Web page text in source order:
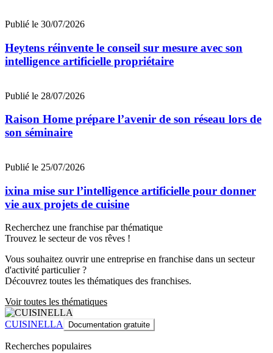
Publié le 30/07/2026
Heytens réinvente le conseil sur mesure avec son
intelligence artificielle propriétaire
Publié le 28/07/2026
Raison Home prépare l’avenir de son réseau lors de
son séminaire
Publié le 25/07/2026
ixina mise sur l’intelligence artificielle pour donner
vie aux projets de cuisine
Recherchez une franchise par thématique
Trouvez le secteur de vos rêves !
Vous souhaitez ouvrir une entreprise en franchise dans un secteur
d'activité particulier ?
Découvrez toutes les thématiques des franchises.
Voir toutes les thématiques
CUISINELLA Documentation gratuite
Recherches populaires